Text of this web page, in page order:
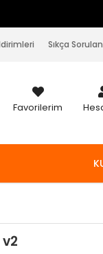
Sıkça
Favorilerim